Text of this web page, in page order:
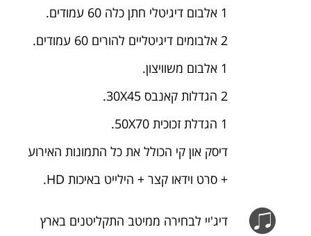
1 אלבום דיגיטלי חתן כלה 60 עמודים.
2 אלבומים דיגיטליים להורים 60 עמודים.
1 אלבום משוויצון.
2 הגדלות קאנבס 30X45.
1 הגדלת זכוכית 50X70.
דיסק און קי הכולל את כל התמונות האירוע
+ סרט וידאו קצר + הילייט באיכות HD.
דיג'יי לבחירה ממיטב התקליטנים בארץ